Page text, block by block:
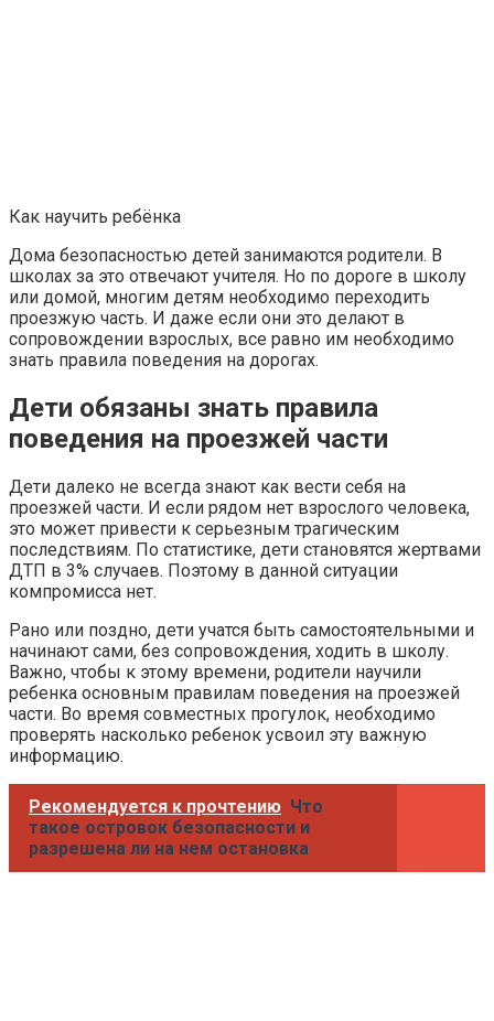
Как научить ребёнка
Дома безопасностью детей занимаются родители. В
школах за это отвечают учителя. Но по дороге в школу
или домой, многим детям необходимо переходить
проезжую часть. И даже если они это делают в
сопровождении взрослых, все равно им необходимо
знать правила поведения на дорогах.
Дети обязаны знать правила
поведения на проезжей части
Дети далеко не всегда знают как вести себя на
проезжей части. И если рядом нет взрослого человека,
это может привести к серьезным трагическим
последствиям. По статистике, дети становятся жертвами
ДТП в 3% случаев. Поэтому в данной ситуации
компромисса нет.
Рано или поздно, дети учатся быть самостоятельными и
начинают сами, без сопровождения, ходить в школу.
Важно, чтобы к этому времени, родители научили
ребенка основным правилам поведения на проезжей
части. Во время совместных прогулок, необходимо
проверять насколько ребенок усвоил эту важную
информацию.
Рекомендуется к прочтению Что
такое островок безопасности и
разрешена ли на нем остановка